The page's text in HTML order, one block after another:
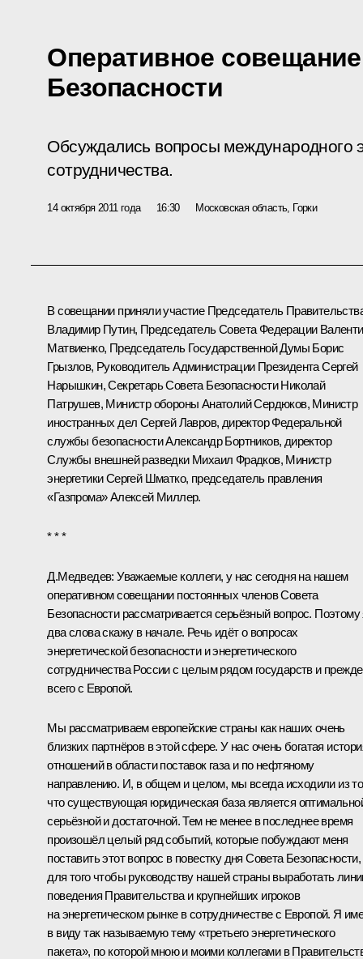
Оперативное
Безопасности
Обсуждались вопросы международного
сотрудничества.
14 октября 2011 года 16:30 Московская область, Горки
В совещании приняли участие Председатель
Владимир Путин, Председатель Совета Федерации
Матвиенко, Председатель Государственной Думы Борис
Грызлов, Руководитель Администрации ПрезидентаСергей
Нарышкин, Секретарь Совета БезопасностиНиколай
Патрушев, Министр обороны Анатолий Сердюков, Министр
иностранных дел Сергей Лавров, директор Федеральной
службы безопасностиАлександр Бортников, директор
Службы внешней разведки Михаил Фрадков, Министр
энергетики Сергей Шматко, председатель правления
«Газпрома» Алексей Миллер.
* * *
Д.Медведев: Уважаемые коллеги, у нас сегодня на нашем
оперативном совещании постоянных членов Совета
Безопасности рассматривается серьёзный вопрос. Поэтому
два слова скажу в начале. Речь идёт о вопросах
энергетической безопасности и энергетического
сотрудничества России с целым рядом государств и прежде
всего с Европой.
Мы рассматриваем европейские страны как наших очень
близких партнёров в этой сфере. У нас очень богатая
отношений в области поставок газа и по нефтяному
направлению. И, в общем и целом, мы всегда исходили из
что существующая юридическая база является
серьёзной и достаточной. Тем не менее в последнее время
произошёл целый ряд событий, которые побуждают меня
поставить этот вопрос в повестку дня Совета Безопасности,
для того чтобы руководству нашей страны выработать
поведения Правительства и крупнейших игроков
на энергетическом рынке в сотрудничестве с Европой. Я
в виду так называемую тему «третьего энергетического
пакета», по которой мною и моими коллегами в